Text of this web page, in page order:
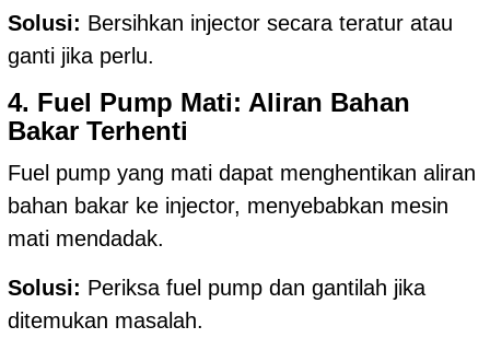
Solusi: Bersihkan injector secara teratur atau
ganti jika perlu.
4. Fuel Pump Mati: Aliran Bahan
Bakar Terhenti
Fuel pump yang mati dapat menghentikan aliran
bahan bakar ke injector, menyebabkan mesin
mati mendadak.
Solusi: Periksa fuel pump dan gantilah jika
ditemukan masalah.